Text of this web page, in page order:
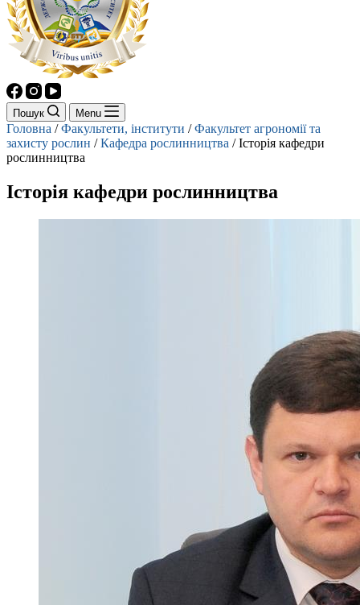
Пошук Menu
Головна /Факультети, інститути /Факультет агрономії та
захисту рослин /Кафедра рослинництва /Історія кафедри
рослинництва
Історія кафедри рослинництва